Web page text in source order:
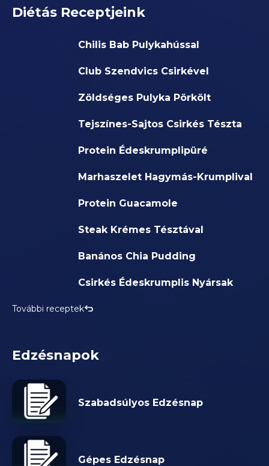
Diétás Receptjeink
Chilis Bab Pulykahússal
Club Szendvics Csirkével
Zöldséges Pulyka Pörkölt
Tejszínes-Sajtos Csirkés Tészta
Protein Édeskrumplipüré
Marhaszelet Hagymás-Krumplival
Protein Guacamole
Steak Krémes Tésztával
Banános Chia Pudding
Csirkés Édeskrumplis Nyársak
További receptek
Edzésnapok
Szabadsúlyos Edzésnap
Gépes Edzésnap